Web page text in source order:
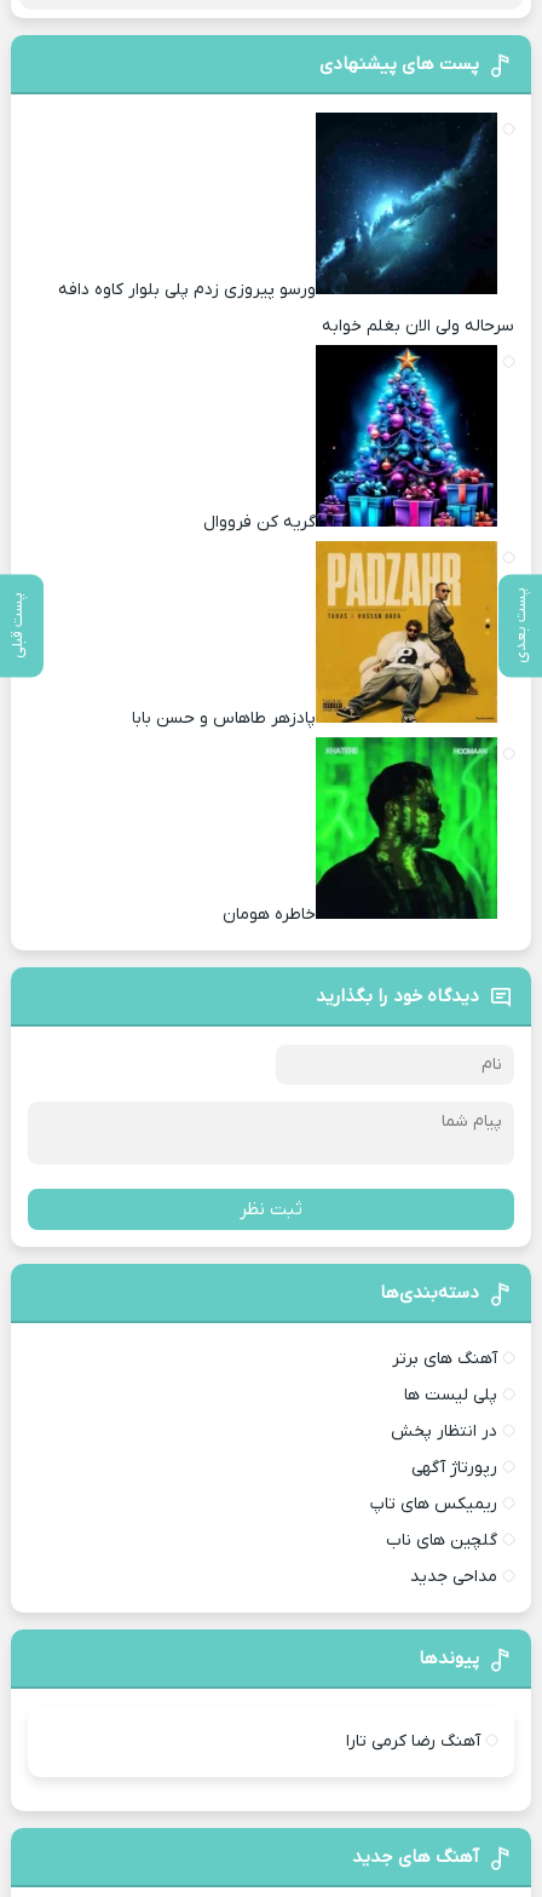
پست بعدی پست قبلی
پست های پیشنهادی
ورسو پیروزی زدم پلی بلوار کاوه دافه
سرحاله ولی الان بغلم خوابه ‌
گریه کن فرووال
پادزهر طاهاس و حسن بابا
خاطره هومان
دیدگاه خود را بگذارید
ثبت نظر
دسته‌بندی‌ها
آهنگ های برتر
پلی لیست ها
در انتظار پخش
رپورتاژ آگهی
ریمیکس های تاپ
گلچین های ناب
مداحی جدید
پیوندها
آهنگ رضا کرمی تارا
آهنگ های جدید